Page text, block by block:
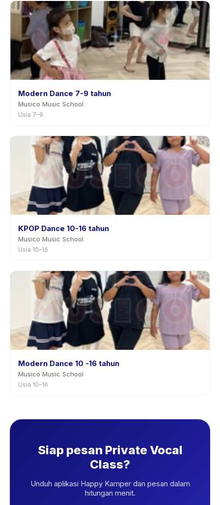
Modern Dance 7-9 tahun
Musico Music School
Usia 7–9
KPOP Dance 10-16 tahun
Musico Music School
Usia 10–16
Modern Dance 10 -16 tahun
Musico Music School
Usia 10–16
Siap pesan Private Vocal
Class?
Unduh aplikasi Happy Kamper dan pesan dalam
hitungan menit.